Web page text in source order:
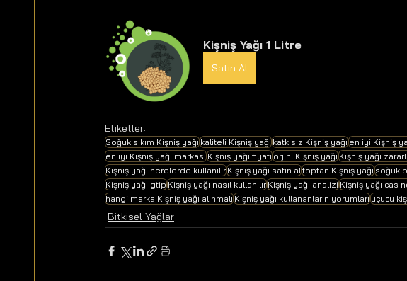
Kişniş Yağı 1 Litre
Satın Al
Etiketler:
Soğuk sıkım Kişniş yağıkaliteli Kişniş yağıkatkısız Kişniş yağıen iyi Kişniş
en iyi Kişniş yağı markasıKişniş yağı fiyatıorjinl Kişniş yağıKişniş yağı
Kişniş yağı nerelerde kullanılırKişniş yağı satın altoptan Kişniş yağısoğuk
Kişniş yağı gtipKişniş yağı nasıl kullanılırKişniş yağı analiziKişniş yağı cas
hangi marka Kişniş yağı alınmalıKişniş yağı kullananların yorumlarıuçucu
Bitkisel Yağlar